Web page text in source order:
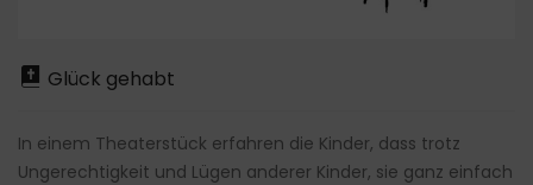
Glück gehabt
In einem Theaterstück erfahren die Kinder, dass trotz
Ungerechtigkeit und Lügen anderer Kinder, sie ganz einfach